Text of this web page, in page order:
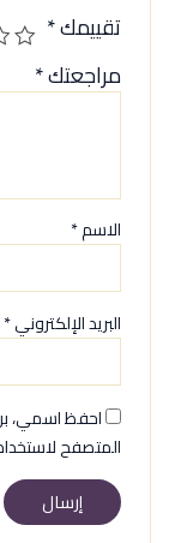
تقييمك*
مراجعتك*
الاسم*
البريد الإلكتروني*
احفظ اسمي،
المتصفح